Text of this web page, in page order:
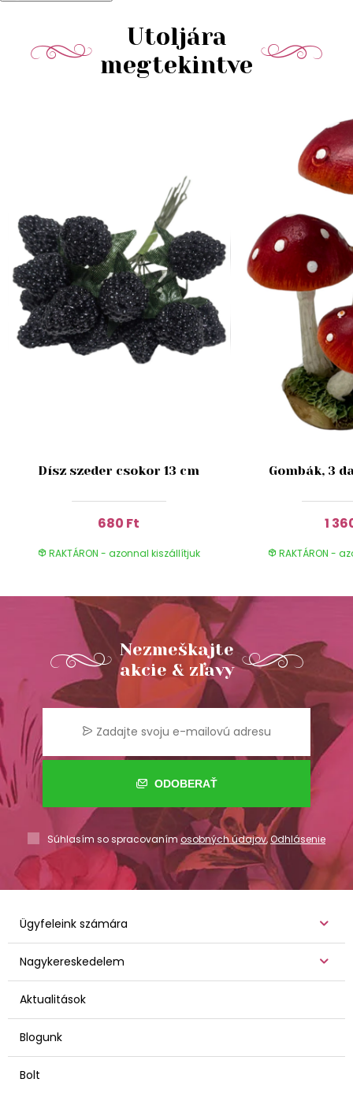
Utoljára
megtekintve
Dísz szeder csokor 13 cm
680 Ft
RAKTÁRON - azonnal kiszállítjuk
Gombák, 3
1
RAKTÁRON -
Nezmeškajte
akcie & zľavy
ODOBERAŤ
Súhlasím so spracovaním osobných údajov,Odhlásenie
Ügyfeleink számára
Nagykereskedelem
Aktualitások
Blogunk
Bolt